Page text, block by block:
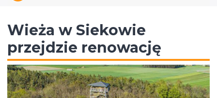
Wieża w Siekowie
przejdzie renowację